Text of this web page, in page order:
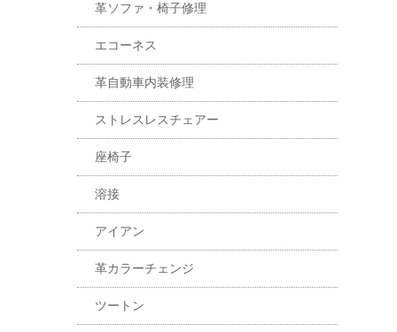
革ソファ・椅子修理
エコーネス
革自動車内装修理
ストレスレスチェアー
座椅子
溶接
アイアン
革カラーチェンジ
ツートン